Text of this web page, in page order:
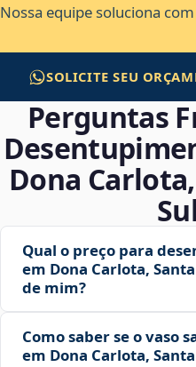
Nossa equipe soluciona
SOLICITE SEU
Perguntas
Dona
Qual o preço para
em Dona Carlota,
de mim?
Como saber se o vaso
em Dona Carlota, Santa